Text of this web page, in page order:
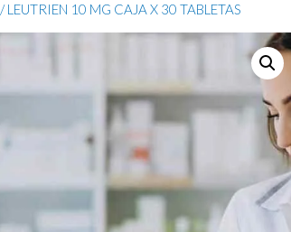
/ LEUTRIEN 10 MG CAJA X 30 TABLETAS